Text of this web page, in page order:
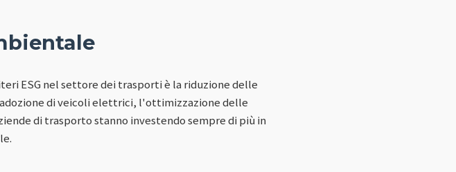
ESG nel settore dei trasporti è la riduzione delle
di veicoli elettrici, l'ottimizzazione delle
di trasporto stanno investendo sempre di più in